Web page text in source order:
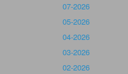
07-2026
05-2026
04-2026
03-2026
02-2026